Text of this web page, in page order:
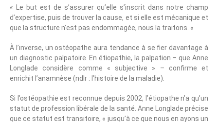
« Le but est de s’assurer qu’elle s’inscrit dans notre champ
d’expertise, puis de trouver la cause, et si elle est mécanique et
que la structure n’est pas endommagée, nous la traitons. «
À l’inverse, un ostéopathe aura tendance à se fier davantage à
un diagnostic palpatoire. En étiopathie, la palpation – que Anne
Longlade considère comme « subjective » – confirme et
enrichit l’anamnèse (ndlr : l’histoire de la maladie).
Si l’ostéopathie est reconnue depuis 2002, l’étiopathe n’a qu’un
statut de profession libérale de la santé. Anne Longlade précise
que ce statut est transitoire, « jusqu’à ce que nous en ayons un